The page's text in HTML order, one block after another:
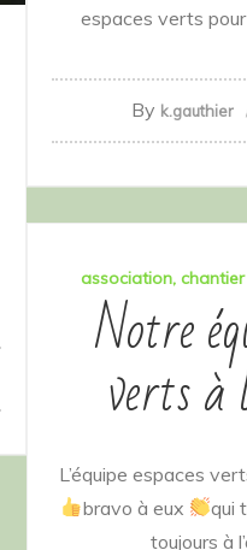
espaces verts
By k.gauthier
association
Notre
verts à
L’équipe espaces
bravo à eux
qui
toujours à